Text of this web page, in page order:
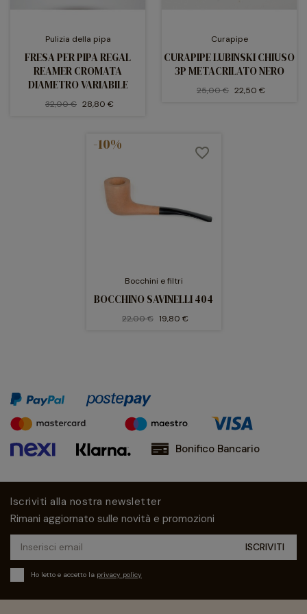
Pulizia della pipa
FRESA PER PIPA REGAL
REAMER CROMATA
DIAMETRO VARIABILE
32,00 € 28,80 €
Curapipe
CURAPIPE LUBINSKI CHIUSO
3P METACRILATO NERO
25,00 € 22,50 €
-10%
Bocchini e filtri
BOCCHINO SAVINELLI 404
22,00 € 19,80 €
favorite_border
Bonifico Bancario
Iscriviti alla nostra newsletter
Rimani aggiornato sulle novità e promozioni
Ho letto e accetto la privacy policy